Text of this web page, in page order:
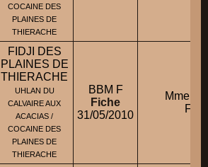
COCAINE DES
PLAINES DE
THIERACHE
FIDJI DES
PLAINES DE
THIERACHE
UHLAN DU
CALVAIRE AUX
ACACIAS /
COCAINE DES
PLAINES DE
THIERACHE
BBM F
Fiche
31/05/2010
Mme